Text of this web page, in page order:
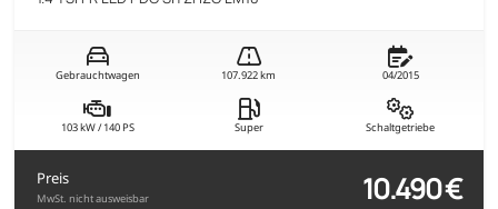
Gebrauchtwagen 107.922 km 04/2015
103 kW / 140 PS Super Schaltgetriebe
Preis
MwSt. nicht ausweisbar 10.490 €